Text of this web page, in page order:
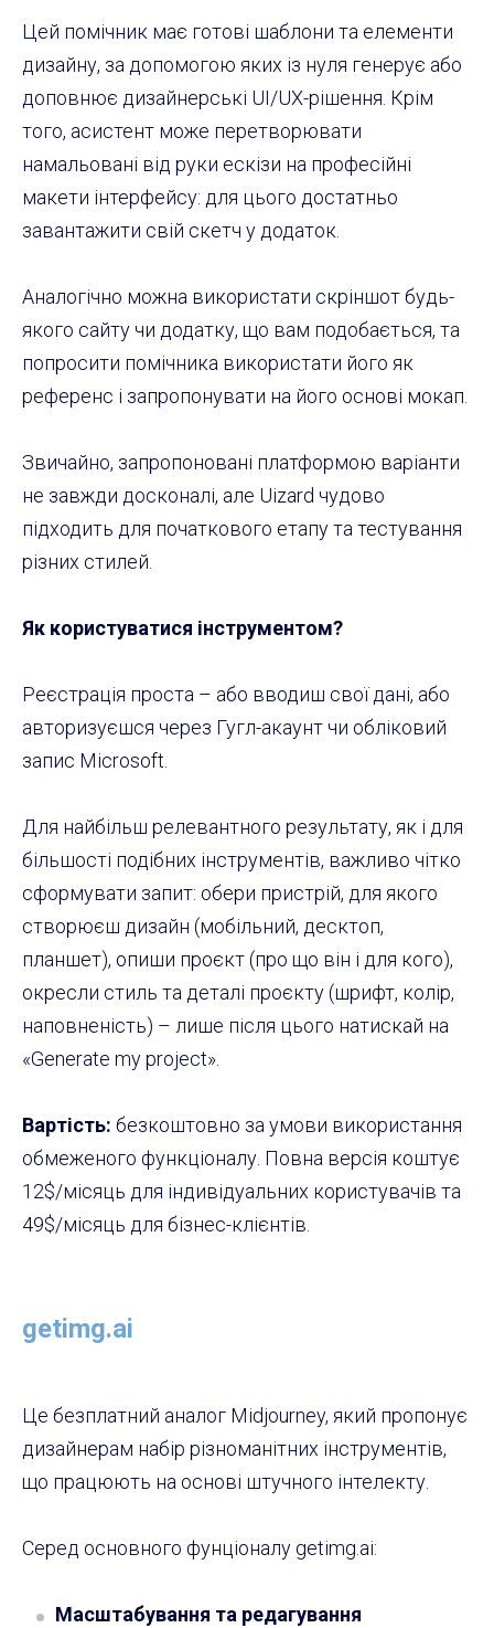
Цей помічник має готові шаблони та елементи
дизайну, за допомогою яких із нуля генерує або
доповнює дизайнерські UI/UX-рішення. Крім
того, асистент може перетворювати
намальовані від руки ескізи на професійні
макети інтерфейсу: для цього достатньо
завантажити свій скетч у додаток.
Аналогічно можна використати скріншот будь-
якого сайту чи додатку, що вам подобається, та
попросити помічника використати його як
референс і запропонувати на його основі мокап.
Звичайно, запропоновані платформою варіанти
не завжди досконалі, але Uizard чудово
підходить для початкового етапу та тестування
різних стилей.
Як користуватися інструментом?
Реєстрація проста – або вводиш свої дані, або
авторизуєшся через Гугл-акаунт чи обліковий
запис Microsoft.
Для найбільш релевантного результату, як і для
більшості подібних інструментів, важливо чітко
сформувати запит: обери пристрій, для якого
створюєш дизайн (мобільний, десктоп,
планшет), опиши проєкт (про що він і для кого),
окресли стиль та деталі проєкту (шрифт, колір,
наповненість) – лише після цього натискай на
«Generate my project».
Вартість: безкоштовно за умови використання
обмеженого функціоналу. Повна версія коштує
12$/місяць для індивідуальних користувачів та
49$/місяць для бізнес-клієнтів.
getimg.ai
Це безплатний аналог Midjourney, який пропонує
дизайнерам набір різноманітних інструментів,
що працюють на основі штучного інтелекту.
Серед основного фунціоналу getimg.ai:
Масштабування та редагування